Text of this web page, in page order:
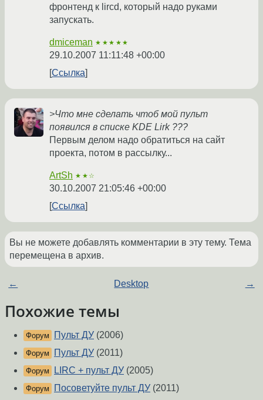
фронтенд к lircd, который надо руками
запускать.
dmiceman ★★★★★
29.10.2007 11:11:48 +00:00
Ссылка
>Что мне сделать чтоб мой пульт
появился в списке KDE Lirk ???
Первым делом надо обратиться на сайт
проекта, потом в рассылку...
ArtSh ★★☆
30.10.2007 21:05:46 +00:00
Ссылка
Вы не можете добавлять комментарии в эту тему. Тема
перемещена в архив.
← Desktop →
Похожие темы
Форум Пульт ДУ (2006)
Форум Пульт ДУ (2011)
Форум LIRC + пульт ДУ (2005)
Форум Посоветуйте пульт ДУ (2011)